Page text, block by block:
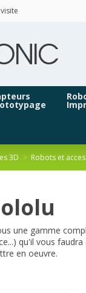
3D Robots et
une gamme
qu'il vous
en oeuvre.